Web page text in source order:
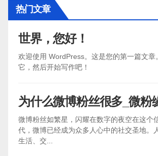
热门文章
世界，您好！
欢迎使用 WordPress。这是您的第一篇文章
它，然后开始写作吧！
为什么微博粉丝很多_微粉
微博粉丝如繁星，闪耀在数字的夜空在这个
代，微博已经成为众多人心中的社交圣地。
生活、交...